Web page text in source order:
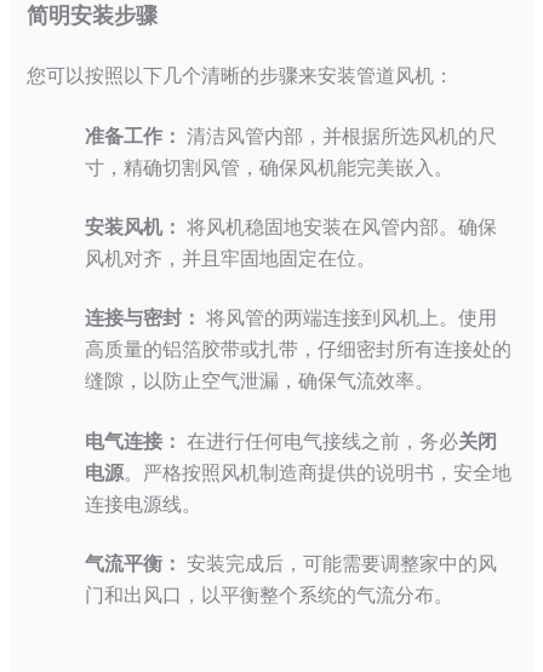
简明安装步骤
您可以按照以下几个清晰的步骤来安装管道风机：
准备工作：
清洁风管内部，并根据所选风机的尺
寸，精确切割风管，确保风机能完美嵌入。
安装风机：
将风机稳固地安装在风管内部。确保
风机对齐，并且牢固地固定在位。
连接与密封：
将风管的两端连接到风机上。使用
高质量的铝箔胶带或扎带，仔细密封所有连接处的
缝隙，以防止空气泄漏，确保气流效率。
电气连接： 在进行任何电气接线之前，务必关闭
电源。严格按照风机制造商提供的说明书，安全地
连接电源线。
气流平衡：
安装完成后，可能需要调整家中的风
门和出风口，以平衡整个系统的气流分布。